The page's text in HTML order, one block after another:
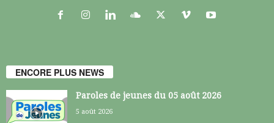
ENCORE PLUS NEWS
Paroles de jeunes du 05 août 2026
5 août 2026